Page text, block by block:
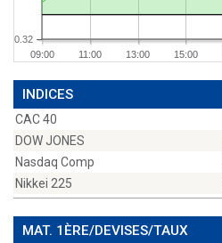
09:00 11:00 13:00 15:00
0.32
INDICES
CAC 40
DOW JONES
Nasdaq Comp
Nikkei 225
MAT. 1ÈRE/DEVISES/TAUX